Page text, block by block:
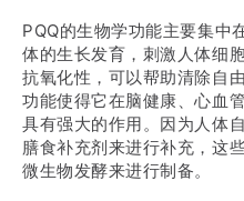
PQQ的生物学功能主要集中
体的生长发育，刺激人体细
抗氧化性，可以帮助清除自
功能使得它在脑健康、心血
具有强大的作用。因为人体
膳食补充剂来进行补充，这
微生物发酵来进行制备。